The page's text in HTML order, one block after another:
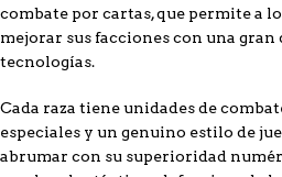
combate por cartas, que permite a
mejorar sus facciones con una
tecnologías.
Cada raza tiene unidades de
especiales y un genuino estilo de
abrumar con su superioridad